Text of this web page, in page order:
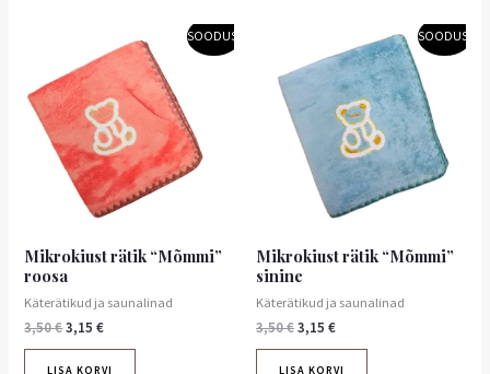
SOODUS!
Mikrokiust rätik “Mõmmi”
roosa
Käterätikud ja saunalinad
3,50€
oli:
3,50 €.
3,15€
hind
on:
3,15 €.
LISA KORVI
SOODUS!
Mikrokiust rätik “Mõmmi”
sinine
Käterätikud ja saunalinad
3,50€
oli:
3,15 €
Praegune
hind
on:
3,15 €.
LISA KORVI